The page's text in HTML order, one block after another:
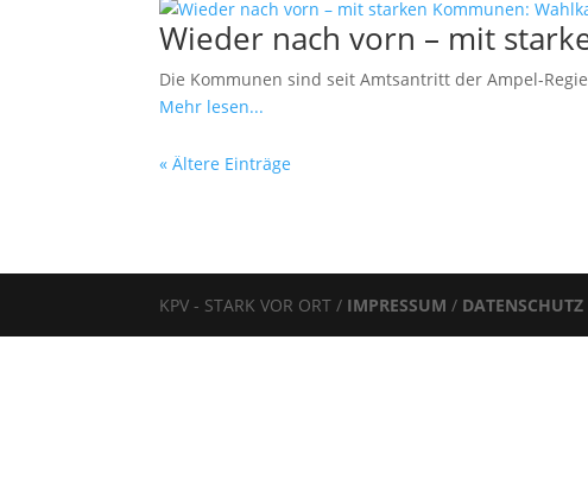
Wieder nach vorn – mit
Die Kommunen sind seit Amtsantritt der Ampel-
Mehr lesen...
« Ältere Einträge
KPV - STARK VOR ORT / IMPRESSUM/ DATENSCHUTZ